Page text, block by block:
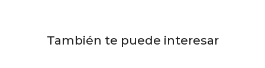
También te puede interesar